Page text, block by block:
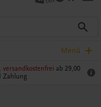
Menü
ab 29,00
Zahlung